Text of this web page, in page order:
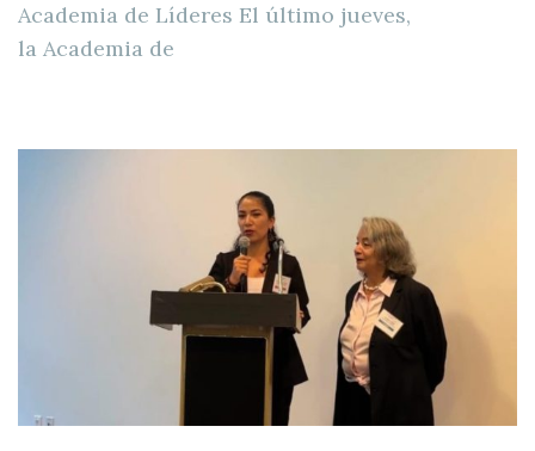
Academia de Líderes El último jueves,
la Academia de